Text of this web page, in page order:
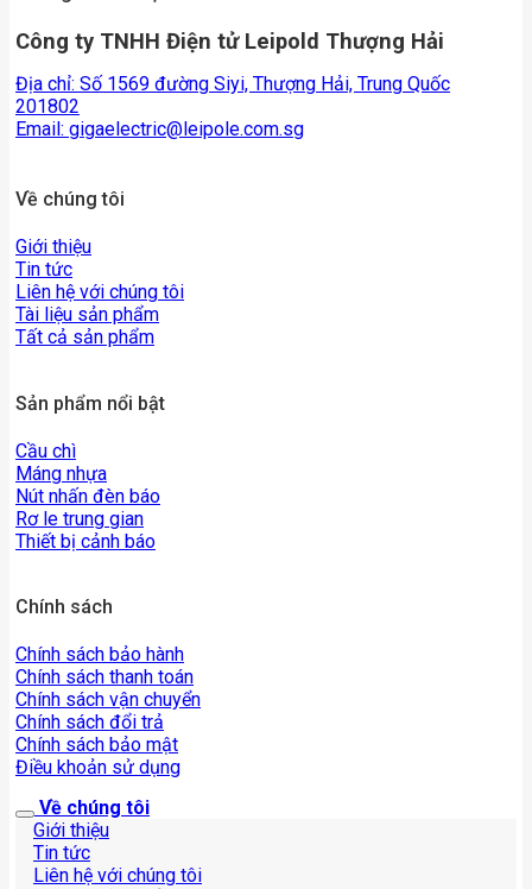
Công ty TNHH Điện tử Leipold Thượng Hải
Địa chỉ: Số 1569 đường Siyi, Thượng Hải, Trung Quốc
201802
Email: gigaelectric@leipole.com.sg
Về chúng tôi
Giới thiệu
Tin tức
Liên hệ với chúng tôi
Tài liệu sản phẩm
Tất cả sản phẩm
Sản phẩm nổi bật
Cầu chì
Máng nhựa
Nút nhấn đèn báo
Rơ le trung gian
Thiết bị cảnh báo
Chính sách
Chính sách bảo hành
Chính sách thanh toán
Chính sách vận chuyển
Chính sách đổi trả
Chính sách bảo mật
Điều khoản sử dụng
Về chúng tôi
Giới thiệu
Tin tức
Liên hệ với chúng tôi